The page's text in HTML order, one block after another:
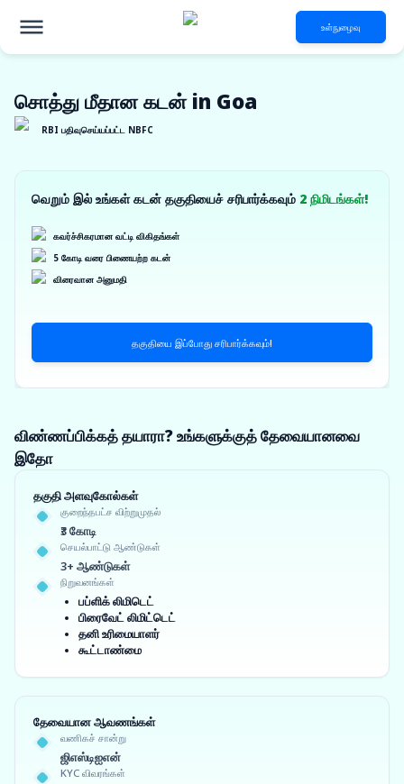
உள்நுழைவு
சொத்து மீதான கடன் in Goa
RBI பதிவுசெய்யப்பட்ட NBFC
வெறும் இல் உங்கள் கடன் தகுதியைச் சரிபார்க்கவும் 2 நிமிடங்கள்!
கவர்ச்சிகரமான வட்டி விகிதங்கள்
5 கோடி வரை பிணையற்ற கடன்
விரைவான அனுமதி
தகுதியை இப்போது சரிபார்க்கவும்!
விண்ணப்பிக்கத் தயாரா? உங்களுக்குத் தேவையானவை
இதோ
தகுதி அளவுகோல்கள்
குறைந்தபட்ச விற்றுமுதல்
₹3 கோடி
செயல்பாட்டு ஆண்டுகள்
3+ ஆண்டுகள்
நிறுவனங்கள்
பப்ளிக் லிமிடெட்
பிரைவேட் லிமிட்டெட்
தனி உரிமையாளர்
கூட்டாண்மை
தேவையான ஆவணங்கள்
வணிகச் சான்று
ஜிஎஸ்டிஐஎன்
KYC விவரங்கள்